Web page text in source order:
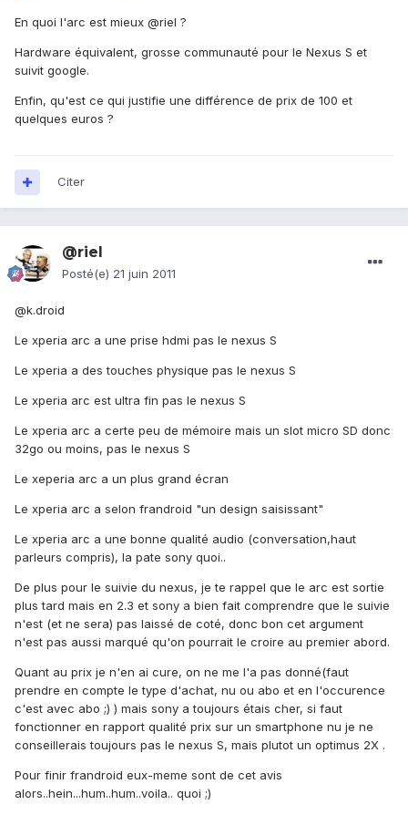
En quoi l'arc est mieux @riel ?
Hardware équivalent, grosse communauté pour le Nexus S et
suivit google.
Enfin, qu'est ce qui justifie une différence de prix de 100 et
quelques euros ?
Citer
@riel
Posté(e) 21 juin 2011
@k.droid
Le xperia arc a une prise hdmi pas le nexus S
Le xperia a des touches physique pas le nexus S
Le xperia arc est ultra fin pas le nexus S
Le xperia arc a certe peu de mémoire mais un slot micro SD donc
32go ou moins, pas le nexus S
Le xeperia arc a un plus grand écran
Le xperia arc a selon frandroid "un design saisissant"
Le xperia arc a une bonne qualité audio (conversation,haut
parleurs compris), la pate sony quoi..
De plus pour le suivie du nexus, je te rappel que le arc est sortie
plus tard mais en 2.3 et sony a bien fait comprendre que le suivie
n'est (et ne sera) pas laissé de coté, donc bon cet argument
n'est pas aussi marqué qu'on pourrait le croire au premier abord.
Quant au prix je n'en ai cure, on ne me l'a pas donné(faut
prendre en compte le type d'achat, nu ou abo et en l'occurence
c'est avec abo ;) ) mais sony a toujours étais cher, si faut
fonctionner en rapport qualité prix sur un smartphone nu je ne
conseillerais toujours pas le nexus S, mais plutot un optimus 2X .
Pour finir frandroid eux-meme sont de cet avis
alors..hein...hum..hum..voila.. quoi ;)